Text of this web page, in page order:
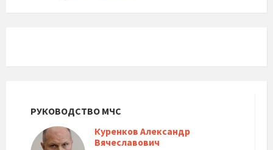
РУКОВОДСТВО МЧС
Куренков Александр
Вячеславович